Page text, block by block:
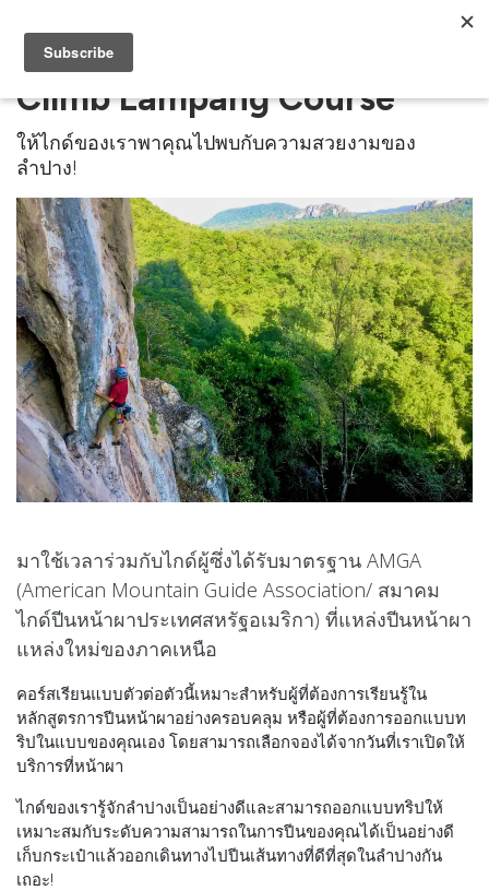
Climb Lampang Course
ให้ไกด์ของเราพาคุณไปพบกับความสวยงามของ
ลำปาง!
มาใช้เวลาร่วมกับไกด์ผู้ซึ่งได้รับมาตรฐาน AMGA
(American Mountain Guide Association/ สมาคม
ไกด์ปีนหน้าผาประเทศสหรัฐอเมริกา) ที่แหล่งปีนหน้าผา
แหล่งใหม่ของภาคเหนือ
คอร์สเรียนแบบตัวต่อตัวนี้เหมาะสำหรับผู้ที่ต้องการเรียนรู้ใน
หลักสูตรการปีนหน้าผาอย่างครอบคลุม หรือผู้ที่ต้องการออกแบบท
ริปในแบบของคุณเอง โดยสามารถเลือกจองได้จากวันที่เราเปิดให้
บริการที่หน้าผา
ไกด์ของเรารู้จักลำปางเป็นอย่างดีและสามารถออกแบบทริปให้
เหมาะสมกับระดับความสามารถในการปีนของคุณได้เป็นอย่างดี
เก็บกระเป๋าแล้วออกเดินทางไปปีนเส้นทางที่ดีที่สุดในลำปางกัน
เถอะ!